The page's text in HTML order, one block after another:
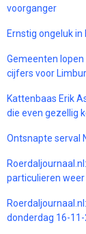
voorganger
Ernstig ongeluk
Gemeenten
cijfers voor
Kattenbaas Erik
die even gezellig
Ontsnapte serval
particulieren weer
donderdag 16-